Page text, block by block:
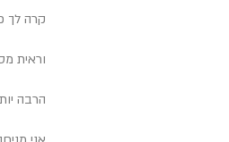
קרה לך
וראית
הרבה